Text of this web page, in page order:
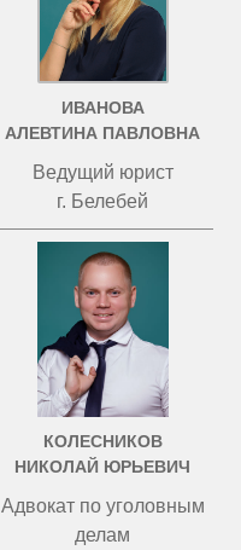
ИВАНОВА
АЛЕВТИНА ПАВЛОВНА
Ведущий юрист
г. Белебей
КОЛЕСНИКОВ
НИКОЛАЙ ЮРЬЕВИЧ
Адвокат по уголовным
делам